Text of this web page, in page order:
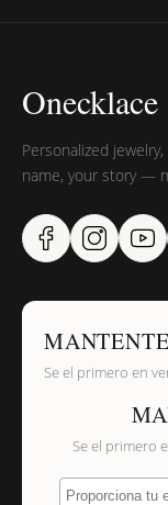
Onecklace
Personalized
name, your story —
Se el primero en
Se el primero
Proporciona tu